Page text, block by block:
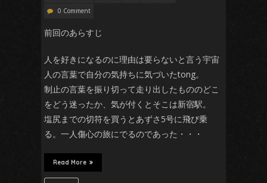
0 Comment
前回のあらすじ
人を好きになるのに理由は要らないと言う宇宙
人の言葉で自分の気持ちに気づいたtong。
制止の言葉を振り切って走り出したもののどこ
をどう迷ったか、気が付くとそこは新宿駅。
塩尻までの切符を買うとあずさ5号に飛び乗
る。一人傷心の旅にでるのであった・・・
Read More